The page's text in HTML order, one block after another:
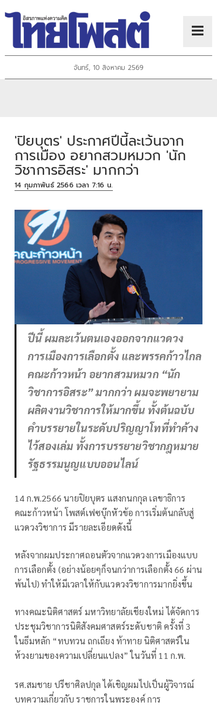
จันทร์, 10 สิงหาคม 2569
'ปิยบุตร' ประกาศปีนี้ละเว้นจาก
การเมือง อยากสวมหมวก 'นัก
วิชาการอิสระ' มากกว่า
14 กุมภาพันธ์ 2566 เวลา 7:16 น.
ปีนี้ ผมละเว้นตนเองออกจากแวดวง
การเมืองการเลือกตั้ง และพรรคก้าวไกล
คณะก้าวหน้า อยากสวมหมวก “นัก
วิชาการอิสระ” มากกว่า ผมจะพยายาม
ผลิตงานวิชาการให้มากขึ้น ทั้งต้นฉบับ
คำบรรยายในระดับปริญญาโทที่ทำค้าง
ไว้สองเล่ม ทั้งการบรรยายวิชากฎหมาย
รัฐธรรมนูญแบบออนไลน์
14 ก.พ.2566 นายปิยบุตร แสงกนกกุล เลขาธิการ
คณะก้าวหน้า โพสต์เฟซบุ๊กหัวข้อ การเริ่มต้นกลับสู่
แวดวงวิชาการ มีรายละเอียดดังนี้
หลังจากผมประกาศถอนตัวจากแวดวงการเมืองแบบ
การเลือกตั้ง (อย่างน้อยๆก็จนกว่าการเลือกตั้ง 66 ผ่าน
พ้นไป) ทำให้มีเวลาให้กับแวดวงวิชาการมากยิ่งขึ้น
ทางคณะนิติศาสตร์ มหาวิทยาลัยเชียงใหม่ ได้จัดการ
ประชุมวิชาการนิติสังคมศาสตร์ระดับชาติ ครั้งที่ 3
ในธีมหลัก “ทบทวน ถกเถียง ท้าทาย นิติศาสตร์ใน
ห้วงยามของความเปลี่ยนแปลง” ในวันที่ 11 ก.พ.
รศ.สมชาย ปรีชาศิลปกุล ได้เชิญผมไปเป็นผู้วิจารณ์
บทความเกี่ยวกับ ราชการในพระองค์ การ